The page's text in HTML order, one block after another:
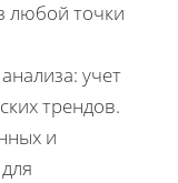
любой точки
учет
трендов.
и